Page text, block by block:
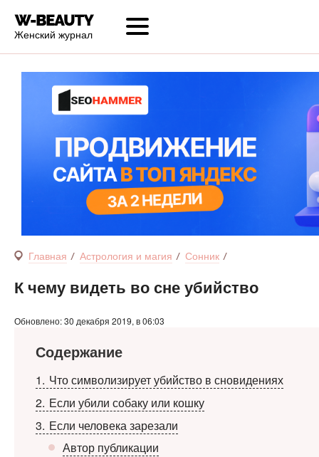
Женский журнал
Главная Астрология и магия Сонник
К чему видеть во сне убийство
Обновлено: 30 декабря 2019, в 06:03
Содержание
1
Что символизирует убийство в сновидениях
2 Если убили собаку или кошку
3 Если человека зарезали
Автор публикации